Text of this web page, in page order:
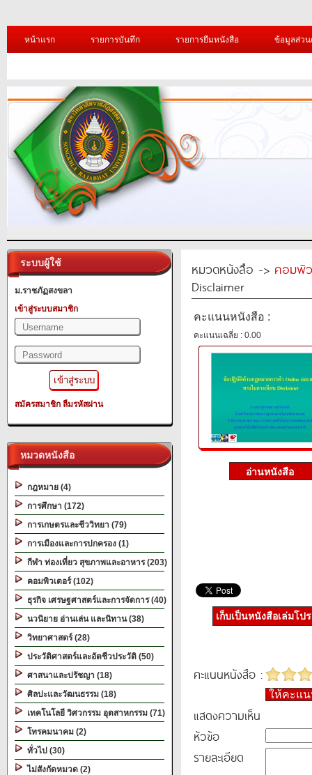
หน้าแรก รายการบันทึก รายการยืมหนังสือ ข้อมูลส่ว
ระบบผู้ใช้
ม.ราชภัฏสงขลา
เข้าสู่ระบบสมาชิก
สมัครสมาชิก ลืมรหัสผ่าน
หมวดหนังสือ
กฎหมาย (4)
การศึกษา (172)
การเกษตรและชีววิทยา (79)
การเมืองและการปกครอง (1)
กีฬา ท่องเที่ยว สุขภาพและอาหาร (203)
คอมพิวเตอร์ (102)
ธุรกิจ เศรษฐศาสตร์และการจัดการ (40)
นวนิยาย อ่านเล่น และนิทาน (38)
วิทยาศาสตร์ (28)
ประวัติศาสตร์และอัตชีวประวัติ (50)
ศาสนาและปรัชญา (18)
ศิลปะและวัฒนธรรม (18)
เทคโนโลยี วิศวกรรม อุตสาหกรรม (71)
โทรคมนาคม (2)
ทั่วไป (30)
ไม่สังกัดหมวด (2)
หมวดหนังสือ -> คอมพิ
Disclaimer
คะแนนหนังสือ :
คะแนนเฉลี่ย : 0.00
เก็บเป็นหนังสือเล่มโป
คะแนนหนังสือ :
ให้คะแ
แสดงความเห็น
หัวข้อ
รายละเอียด